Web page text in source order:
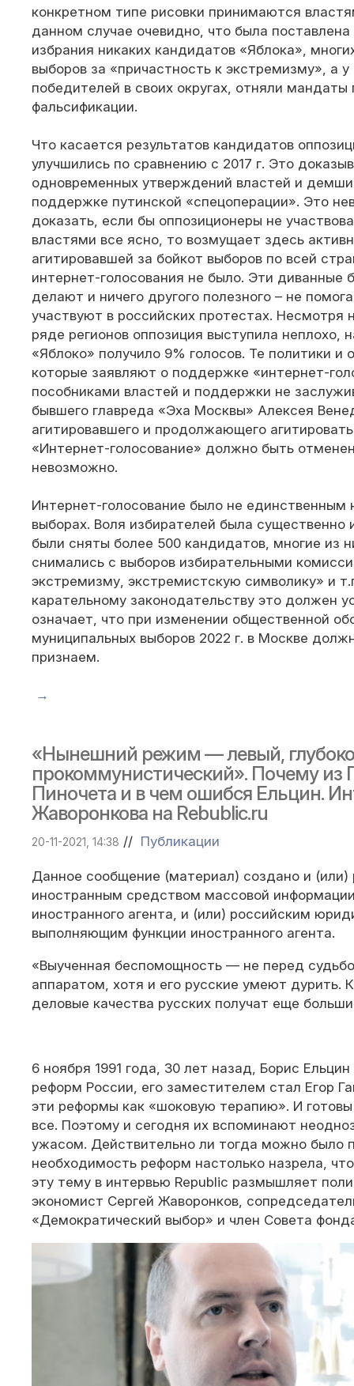
конкретном типе рисовки принимаются
данном случае очевидно, что была
избрания никаких кандидатов «Яблока»,
выборов за «причастность к экстремизму», а
победителей в своих округах, отняли
фальсификации.
Что касается результатов кандидатов
улучшились по сравнению с 2017 г. Это
одновременных утверждений властей и
поддержке путинской «спецоперации». Это
доказать, если бы оппозиционеры не
властями все ясно, то возмущает здесь
агитировавшей за бойкот выборов по всей
интернет-голосования не было. Эти диванные
делают и ничего другого полезного – не
участвуют в российских протестах. Несмотря
ряде регионов оппозиция выступила неплохо,
«Яблоко» получило 9% голосов. Те политики
которые заявляют о поддержке «интернет-
пособниками властей и поддержки не
бывшего главреда «Эха Москвы» Алексея
агитировавшего и продолжающего
«Интернет-голосование» должно быть
невозможно.
Интернет-голосование было не единственным
выборах. Воля избирателей была существенно
были сняты более 500 кандидатов, многие из
снимались с выборов избирательными
экстремизму, экстремистскую символику» и
карательному законодательству это должен
означает, что при изменении общественной
муниципальных выборов 2022 г. в Москве
признаем.
→
«Нынешний режим — левый, глубоко
прокоммунистический». Почему из
Пиночета и в чем ошибся Ельцин.
Жаворонкова на Rebublic.ru
20-11-2021, 14:38 // Публикации
Данное сообщение (материал) создано и (или)
иностранным средством массовой
иностранного агента, и (или) российским
выполняющим функции иностранного агента.
«Выученная беспомощность — не перед
аппаратом, хотя и его русские умеют дурить.
деловые качества русских получат еще
6 ноября 1991 года, 30 лет назад, Борис
реформ России, его заместителем стал Егор
эти реформы как «шоковую терапию». И
все. Поэтому и сегодня их вспоминают
ужасом. Действительно ли тогда можно было
необходимость реформ настолько назрела,
эту тему в интервью Republic размышляет
экономист Сергей Жаворонков,
«Демократический выбор» и член Совета